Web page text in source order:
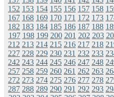
152 153 154 155 156 157 158
167 168 169 170 171 172 173
182 183 184 185 186 187 188
197 198 199 200 201 202 203
212 213 214 215 216 217 218
227 228 229 230 231 232 233
242 243 244 245 246 247 248
257 258 259 260 261 262 263
272 273 274 275 276 277 278
287 288 289 290 291 292 293